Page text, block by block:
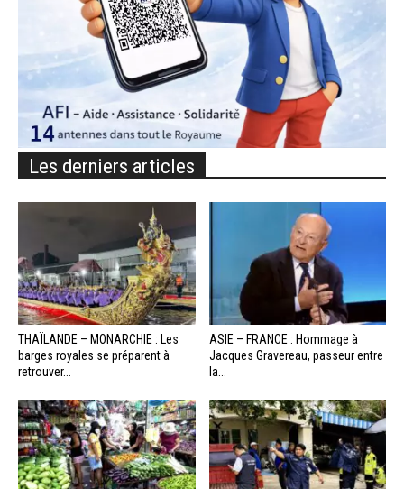
Les derniers articles
THAÏLANDE – MONARCHIE : Les
barges royales se préparent à
retrouver...
ASIE – FRANCE : Hommage à
Jacques Gravereau, passeur entre
la...